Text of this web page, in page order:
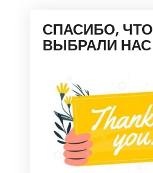
СПАСИБО, ЧТО
ВЫБРАЛИ НАС